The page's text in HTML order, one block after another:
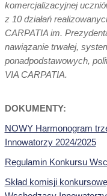
komercjalizacyjnej
z 10 działań
CARPATIA im.
nawiązanie trwałej,
ponadpodstawowych,
VIA CARPATIA.
DOKUMENTY:
NOWY Harmonogram
Innowatorzy 2024/2025
Regulamin Konkursu
Skład komisji